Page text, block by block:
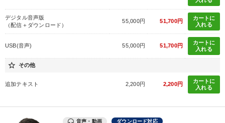
デジタル音声版
（配信＋ダウンロード）
55,000円 51,700円
カートに
入れる
USB(音声) 55,000円 51,700円
カートに
入れる
star_border その他
追加テキスト 2,200円 2,200円
カートに
入れる
音声・動画 ダウンロード対応